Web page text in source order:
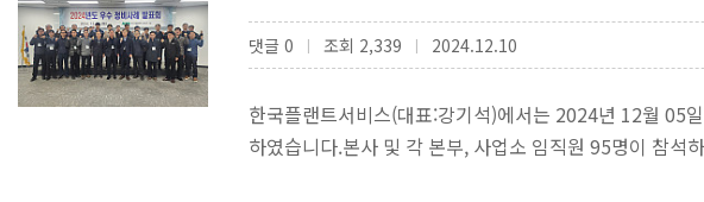
댓글 0 | 조회 2,339 | 2024.12.10
한국플랜트서비스(대표:강기석)에서는 2024년 12월 05
하였습니다.본사 및 각 본부, 사업소 임직원 95명이 참석